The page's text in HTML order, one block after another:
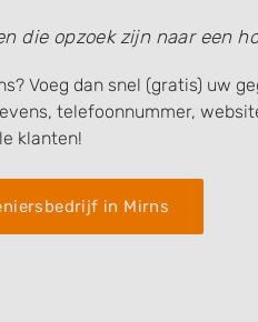
die opzoek zijn naar een
Voeg dan snel (gratis) uw
telefoonnummer,
klanten!
in Mirns